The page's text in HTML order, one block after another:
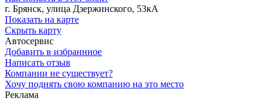
г. Брянск, улица Дзержинского, 53кА
Показать на карте
Скрыть карту
Автосервис
Добавить в избраннное
Написать отзыв
Компании не существует?
Хочу поднять свою компанию на это место
Реклама